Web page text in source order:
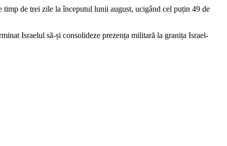
timp de trei zile la începutul lunii august, ucigând cel puțin 49 de
Israelul să-și consolideze prezența militară la granița Israel-